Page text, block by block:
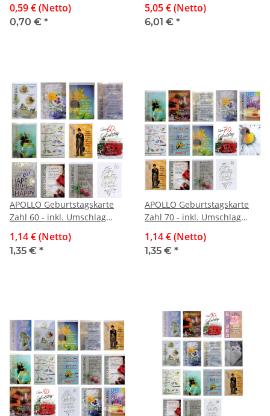
0,59 € (Netto)
0,70 € *
5,05 € (Netto)
6,01 € *
APOLLO Geburtstagskarte
Zahl 60 - inkl. Umschlag
1,14 € (Netto)
1,35 € *
APOLLO Geburtstagskarte
Zahl 70 - inkl. Umschlag
1,14 € (Netto)
1,35 € *